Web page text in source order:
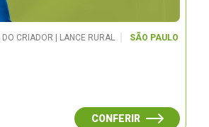
DO CRIADOR | LANCE RURAL
SÃO PAULO
CONFERIR